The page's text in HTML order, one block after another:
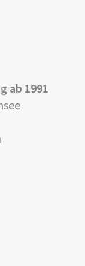
ab 1991